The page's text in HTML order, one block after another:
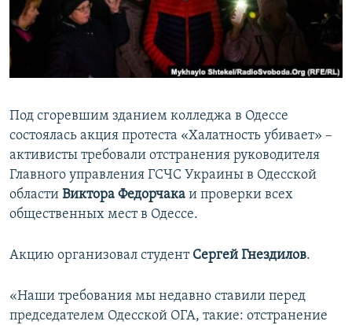
ПОБЕДИТЕЛЕЙ НЕ СУДЯТ?
КРЫМ.НЕПОКОРЕННЫЙ
ПРИСОЕДИНЯЙТЕСЬ!
Все сайты RFE/RL
Под сгоревшим зданием колледжа в Одессе
состоялась акция протеста «Халатность убивает» –
активисты требовали отстранения руководителя
Главного управления ГСЧС Украины в Одесской
области Виктора Федорчака и проверки всех
общественных мест в Одессе.
Акцию организовал студентСергей Гнездилов.
«Наши требования мы недавно ставили перед
председателем Одесской ОГА, такие: отстранение